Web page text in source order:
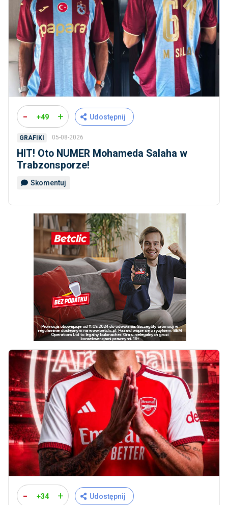
- +49 + Udostępnij
GRAFIKI 05-08-2026
HIT! Oto NUMER Mohameda Salaha w
Trabzonsporze!
Skomentuj
- +34 + Udostępnij